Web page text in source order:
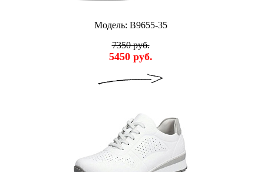
Модель: B9655-35
7350 руб.
5450 руб.